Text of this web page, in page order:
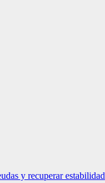
y recuperar estabilidad